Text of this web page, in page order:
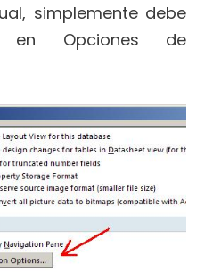
simplemente debe
Opciones de